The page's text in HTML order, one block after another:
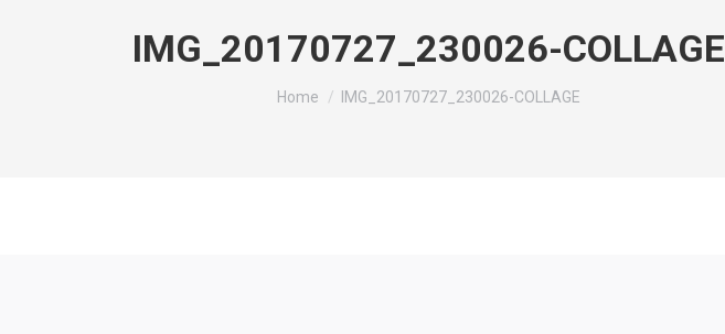
IMG_20170727_230026-COLLAGE
You are here:
Home IMG_20170727_230026-COLLAGE